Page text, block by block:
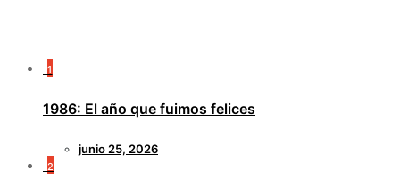
1
1986: El año que fuimos felices
junio 25, 2026
2